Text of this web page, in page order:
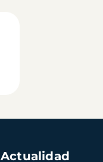
Actualidad